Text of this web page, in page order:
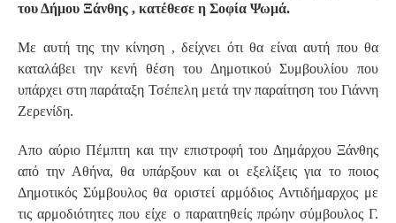
του Δήμου Ξάνθης , κατέθεσε η Σοφία Ψωμά.
Με αυτή της την κίνηση , δείχνει ότι θα είναι αυτή που θα
καταλάβει την κενή θέση του Δημοτικού Συμβουλίου που
υπάρχει στη παράταξη Τσέπελη μετά την παραίτηση του Γιάννη
Ζερενίδη.
Απο αύριο Πέμπτη και την επιστροφή του Δημάρχου Ξάνθης
από την Αθήνα, θα υπάρξουν και οι εξελίξεις για το ποιος
Δημοτικός Σύμβουλος θα οριστεί αρμόδιος Αντιδήμαρχος με
τις αρμοδιότητες που είχε ο παραιτηθείς πρώην σύμβουλος Γ.